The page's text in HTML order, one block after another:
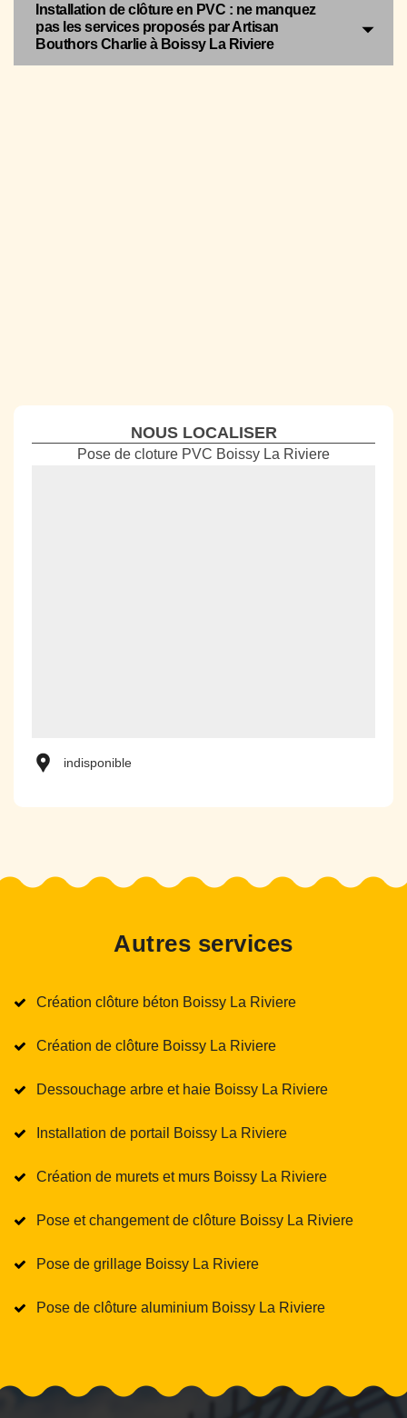
Installation de clôture en PVC : ne manquez
pas les services proposés par Artisan
Bouthors Charlie à Boissy La Riviere
NOUS LOCALISER
Pose de cloture PVC Boissy La Riviere
indisponible
Autres services
Création clôture béton Boissy La Riviere
Création de clôture Boissy La Riviere
Dessouchage arbre et haie Boissy La Riviere
Installation de portail Boissy La Riviere
Création de murets et murs Boissy La Riviere
Pose et changement de clôture Boissy La Riviere
Pose de grillage Boissy La Riviere
Pose de clôture aluminium Boissy La Riviere